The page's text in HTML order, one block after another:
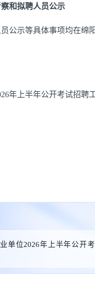
和拟聘人员公示
公示等具体事项均在绵
年上半年公开考试招聘
单位2026年上半年公开